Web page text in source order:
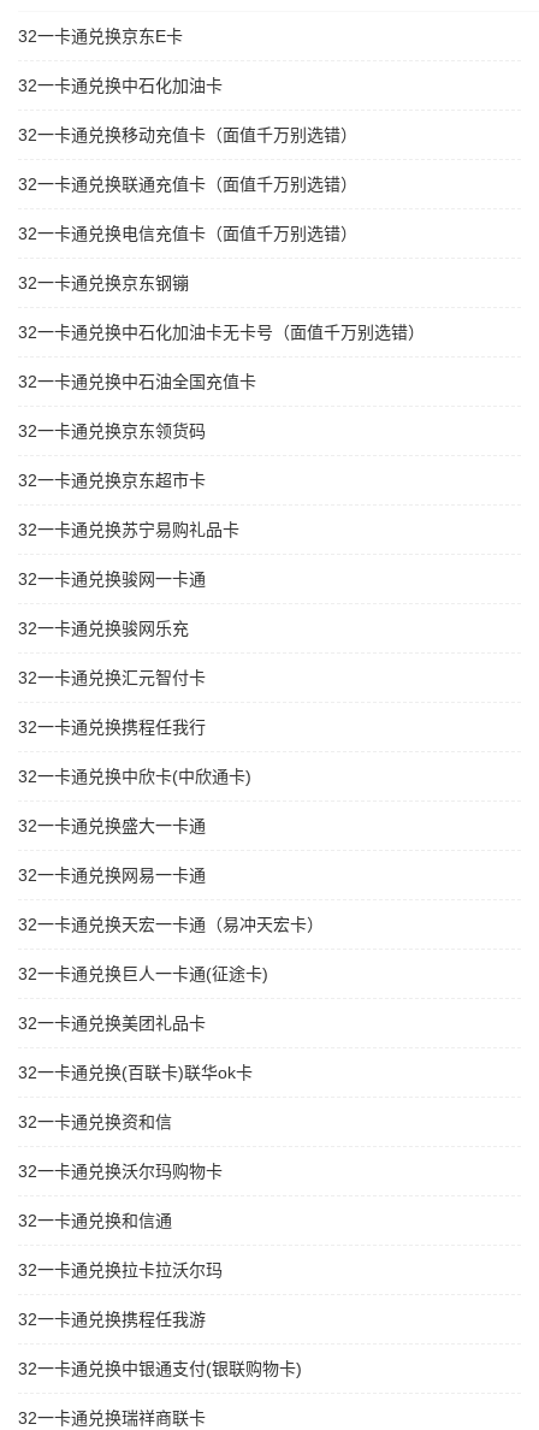
32一卡通兑换京东E卡
32一卡通兑换中石化加油卡
32一卡通兑换移动充值卡（面值千万别选错）
32一卡通兑换联通充值卡（面值千万别选错）
32一卡通兑换电信充值卡（面值千万别选错）
32一卡通兑换京东钢镚
32一卡通兑换中石化加油卡无卡号（面值千万别选错）
32一卡通兑换中石油全国充值卡
32一卡通兑换京东领货码
32一卡通兑换京东超市卡
32一卡通兑换苏宁易购礼品卡
32一卡通兑换骏网一卡通
32一卡通兑换骏网乐充
32一卡通兑换汇元智付卡
32一卡通兑换携程任我行
32一卡通兑换中欣卡(中欣通卡)
32一卡通兑换盛大一卡通
32一卡通兑换网易一卡通
32一卡通兑换天宏一卡通（易冲天宏卡）
32一卡通兑换巨人一卡通(征途卡)
32一卡通兑换美团礼品卡
32一卡通兑换(百联卡)联华ok卡
32一卡通兑换资和信
32一卡通兑换沃尔玛购物卡
32一卡通兑换和信通
32一卡通兑换拉卡拉沃尔玛
32一卡通兑换携程任我游
32一卡通兑换中银通支付(银联购物卡)
32一卡通兑换瑞祥商联卡